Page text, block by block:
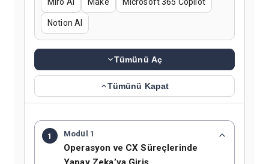
Notion AI
Tümünü Aç
Tümünü Kapat
1 Modül 1
Operasyon ve CX Süreçlerinde